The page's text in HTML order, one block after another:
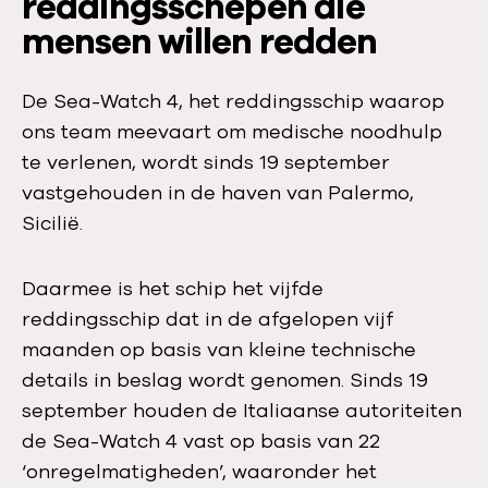
mensen willen redden
De Sea-Watch 4, het reddingsschip waarop
ons team meevaart om medische noodhulp
te verlenen, wordt sinds 19 september
vastgehouden in de haven van Palermo,
Sicilië.
Daarmee is het schip het vijfde
reddingsschip dat in de afgelopen vijf
maanden op basis van kleine technische
details in beslag wordt genomen. Sinds 19
september houden de Italiaanse autoriteiten
de Sea-Watch 4 vast op basis van 22
‘onregelmatigheden’, waaronder het